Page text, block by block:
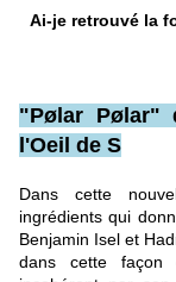
Ai-je retrouvé la
"Pølar Pølar"
l'Oeil de S
Dans cette
ingrédients qui
Benjamin Isel et
dans cette façon